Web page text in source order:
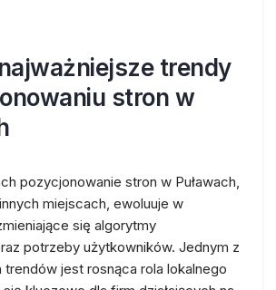
trendy
stron w
pozycjonowanie stron w Puławach,
miejscach, ewoluuje w
się algorytmy
potrzeby użytkowników. Jednym z
trendów jest rosnąca rola lokalnego